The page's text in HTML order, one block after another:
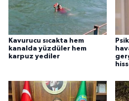
Kavurucu sıcakta hem
kanalda yüzdüler hem
karpuz yediler